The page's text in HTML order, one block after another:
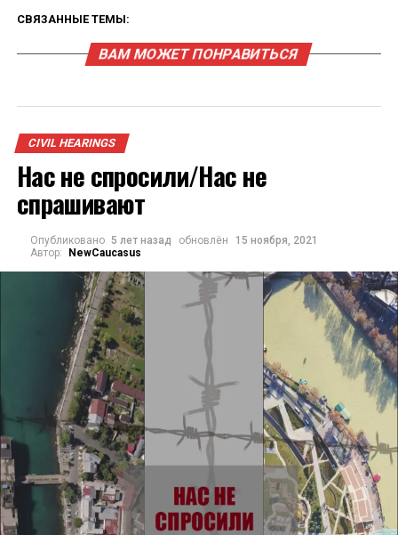
СВЯЗАННЫЕ ТЕМЫ:
ВАМ МОЖЕТ ПОНРАВИТЬСЯ
CIVIL HEARINGS
Нас не спросили/Нас не
спрашивают
Опубликовано 5 лет назад обновлён
15 ноября, 2021
Автор:
NewCaucasus